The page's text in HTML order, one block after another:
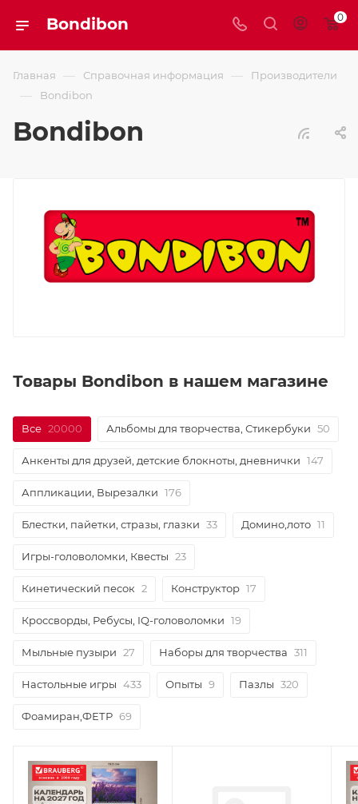
Bondibon 0
Главная — Справочная информация — Производители
— Bondibon
Bondibon
Товары Bondibon в нашем магазине
Все 20000 Альбомы для творчества, Стикербуки 50
Анкенты для друзей, детские блокноты, дневнички 147
Аппликации, Вырезалки 176
Блестки, пайетки, стразы, глазки 33 Домино,лото 11
Игры-головоломки, Квесты 23
Кинетический песок 2 Конструктор 17
Кроссворды, Ребусы, IQ-головоломки 19
Мыльные пузыри 27 Наборы для творчества 311
Настольные игры 433 Опыты 9 Пазлы 320
Фоамиран,ФЕТР 69